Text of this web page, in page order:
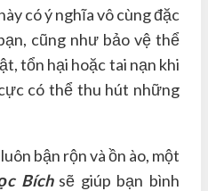
có ý nghĩa vô cùng đặc
cũng như bảo vệ thể
tổn hại hoặc tai nạn khi
có thể thu hút những
bận rộn và ồn ào, một
Bíchsẽ giúp bạn bình